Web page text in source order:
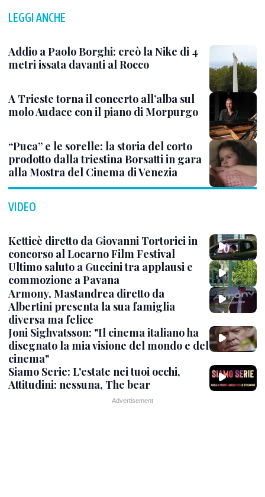
LEGGI ANCHE
Addio a Paolo Borghi: creò la Nike di 4
metri issata davanti al Rocco
A Trieste torna il concerto all’alba sul
molo Audace con il piano di Morpurgo
“Puca” e le sorelle: la storia del corto
prodotto dalla triestina Borsatti in gara
alla Mostra del Cinema di Venezia
VIDEO
Ketticè diretto da Giovanni Tortorici in
concorso al Locarno Film Festival
Ultimo saluto a Guccini tra applausi e
commozione a Pavana
Armony, Mastandrea diretto da
Albertini presenta la sua famiglia
diversa ma felice
Joni Sighvatsson: "Il cinema italiano ha
disegnato la mia visione del mondo e del
cinema"
Siamo Serie: L'estate nei tuoi occhi,
Attitudini: nessuna, The bear